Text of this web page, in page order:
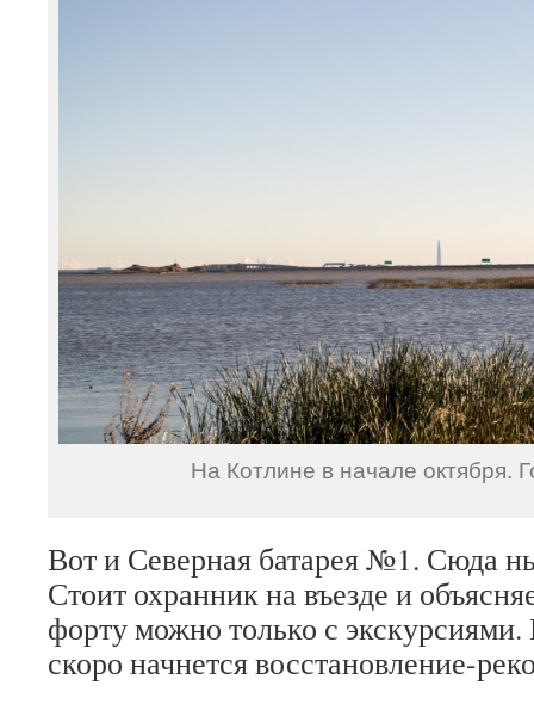
На Котлине в начале октября.
Вот и Северная батарея №1. Сюда
Стоит охранник на въезде и
форту можно только с
скоро начнется восстановление-